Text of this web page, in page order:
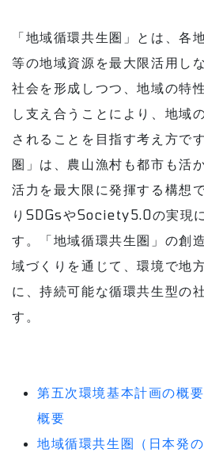
「地域循環共生圏」とは、各
等の地域資源を最大限活用し
社会を形成しつつ、地域の特
し支え合うことにより、地域
されることを目指す考え方で
圏」は、農山漁村も都市も活
活力を最大限に発揮する構想
りSDGsやSociety5.0の実現
す。「地域循環共生圏」の創
域づくりを通じて、環境で地
に、持続可能な循環共生型の
す。
第五次環境基本計画の概
概要
地域循環共生圏（日本発